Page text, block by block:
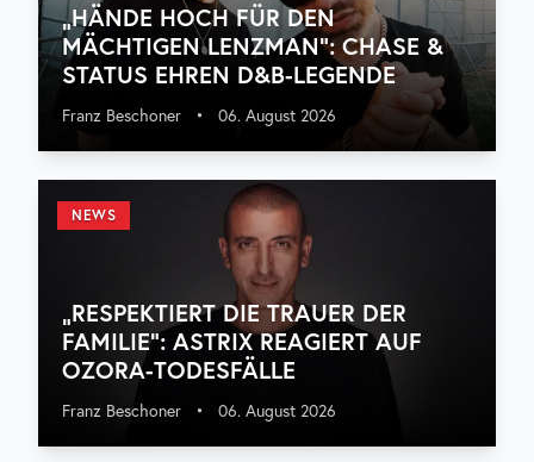
„HÄNDE HOCH FÜR DEN
MÄCHTIGEN LENZMAN“: CHASE &
STATUS EHREN D&B-LEGENDE
Franz Beschoner • 06. August 2026
NEWS
„RESPEKTIERT DIE TRAUER DER
FAMILIE“: ASTRIX REAGIERT AUF
OZORA-TODESFÄLLE
Franz Beschoner • 06. August 2026